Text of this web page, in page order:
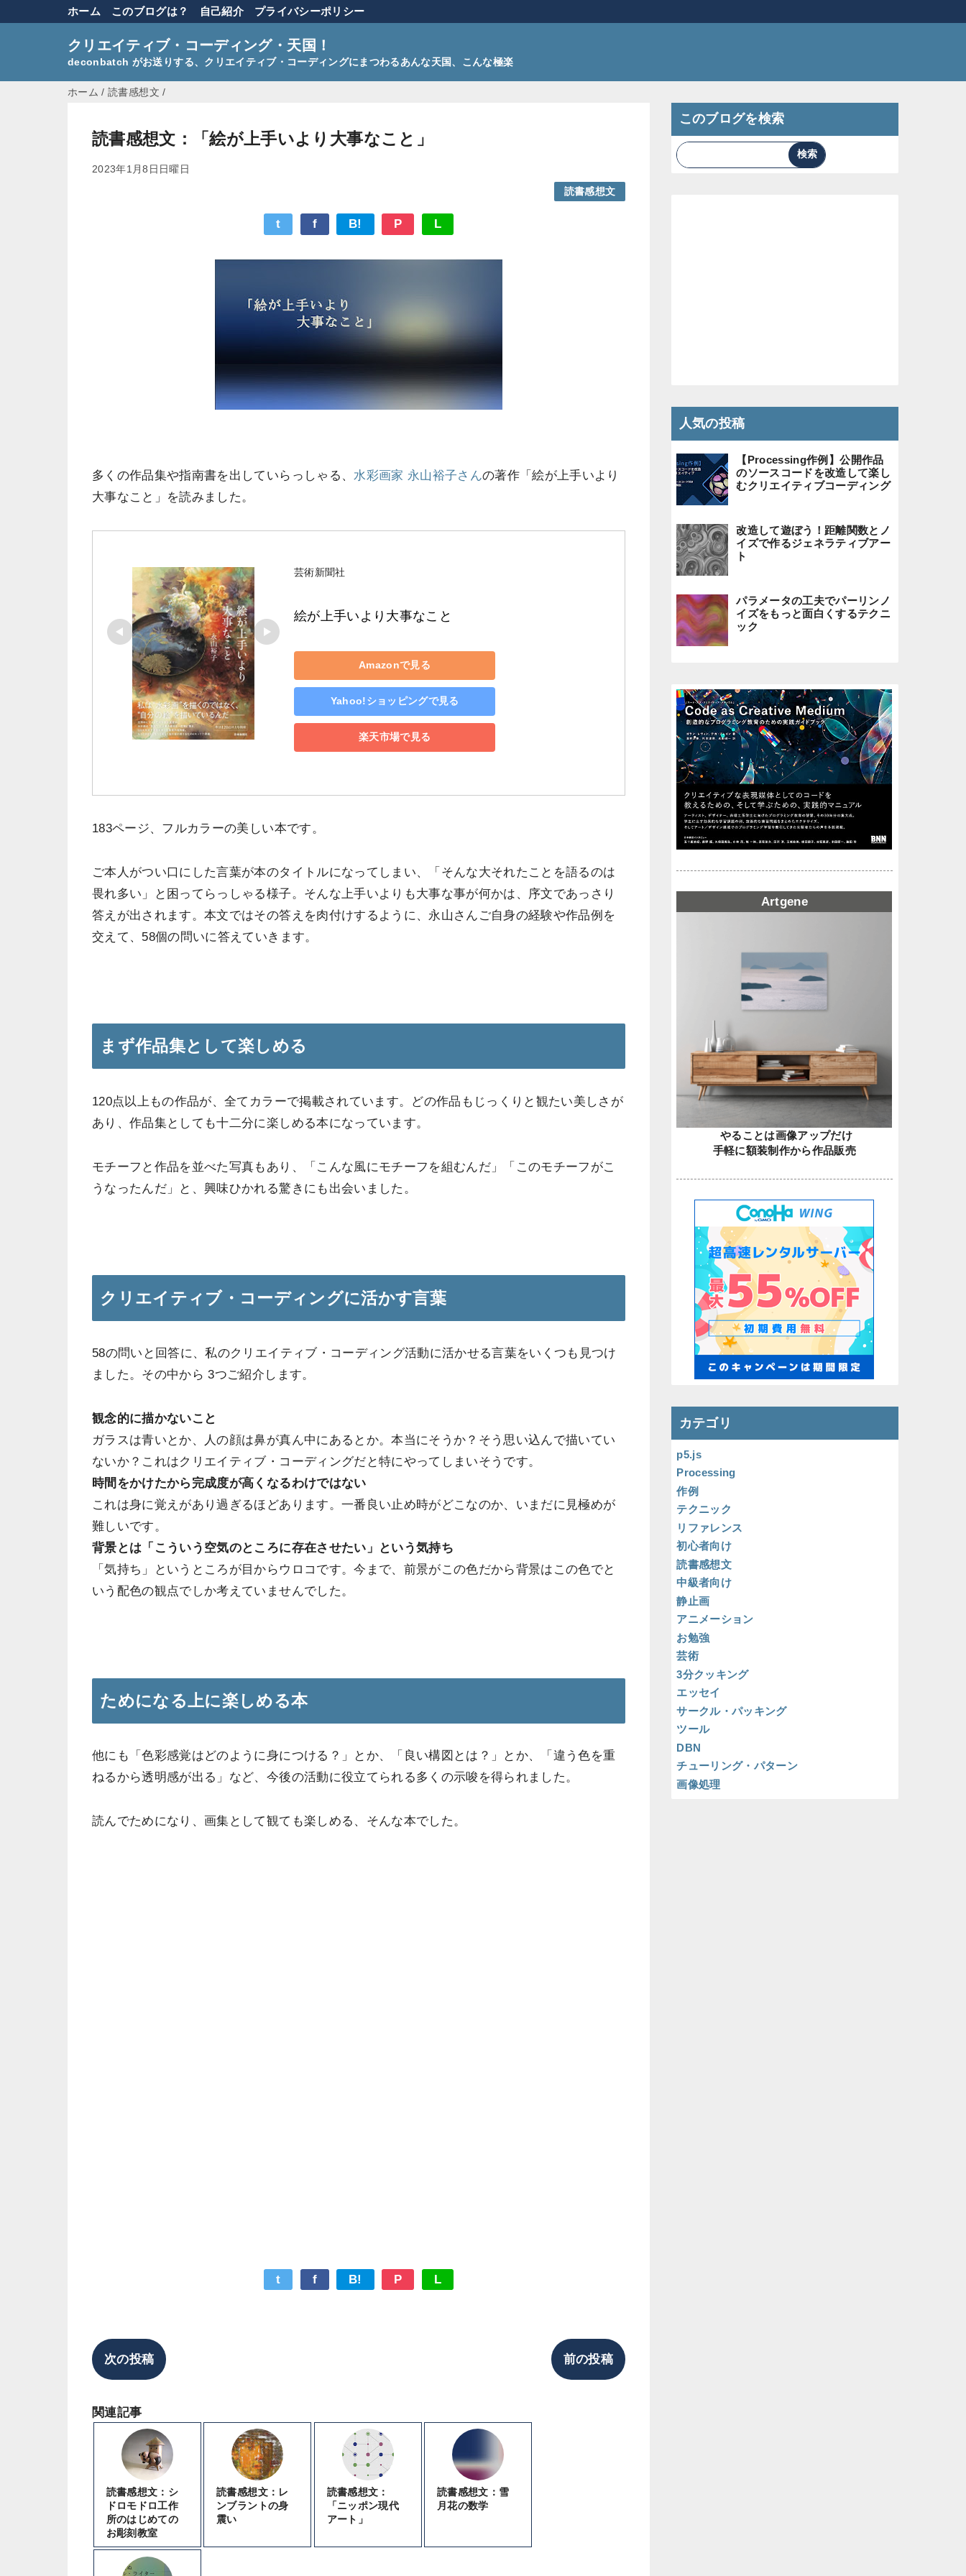
ホーム このブログは？ 自己紹介 プライバシーポリシー
クリエイティブ・コーディング・天国！
deconbatch がお送りする、クリエイティブ・コーディングにまつわるあんな天国、こんな極楽
ホーム /読書感想文 /
読書感想文：「絵が上手いより大事なこと」
2023年1月8日日曜日
読書感想文
t f B! P L
多くの作品集や指南書を出していらっしゃる、水彩画家 永山裕子さんの著作「絵が上手いより
大事なこと」を読みました。
芸術新聞社
絵が上手いより大事なこと
Amazonで見る
Yahoo!ショッピングで見る
楽天市場で見る
183ページ、フルカラーの美しい本です。
ご本人がつい口にした言葉が本のタイトルになってしまい、「そんな大それたことを語るのは
畏れ多い」と困ってらっしゃる様子。そんな上手いよりも大事な事が何かは、序文であっさり
答えが出されます。本文ではその答えを肉付けするように、永山さんご自身の経験や作品例を
交えて、58個の問いに答えていきます。
まず作品集として楽しめる
120点以上もの作品が、全てカラーで掲載されています。どの作品もじっくりと観たい美しさが
あり、作品集としても十二分に楽しめる本になっています。
モチーフと作品を並べた写真もあり、「こんな風にモチーフを組むんだ」「このモチーフがこ
うなったんだ」と、興味ひかれる驚きにも出会いました。
クリエイティブ・コーディングに活かす言葉
58の問いと回答に、私のクリエイティブ・コーディング活動に活かせる言葉をいくつも見つけ
ました。その中から 3つご紹介します。
観念的に描かないこと
ガラスは青いとか、人の顔は鼻が真ん中にあるとか。本当にそうか？そう思い込んで描いてい
ないか？これはクリエイティブ・コーディングだと特にやってしまいそうです。
時間をかけたから完成度が高くなるわけではない
これは身に覚えがあり過ぎるほどあります。一番良い止め時がどこなのか、いまだに見極めが
難しいです。
背景とは「こういう空気のところに存在させたい」という気持ち
「気持ち」というところが目からウロコです。今まで、前景がこの色だから背景はこの色でと
いう配色の観点でしか考えていませんでした。
ためになる上に楽しめる本
他にも「色彩感覚はどのように身につける？」とか、「良い構図とは？」とか、「違う色を重
ねるから透明感が出る」など、今後の活動に役立てられる多くの示唆を得られました。
読んでためになり、画集として観ても楽しめる、そんな本でした。
t f B! P L
次の投稿 前の投稿
関連記事
読書感想文：シ
ドロモドロ工作
所のはじめての
お彫刻教室
読書感想文：レ
ンブラントの身
震い
読書感想文：
「ニッポン現代
アート」
読書感想文：雪
月花の数学
このブログを検索
人気の投稿
【Processing作例】公開作品
のソースコードを改造して楽し
むクリエイティブコーディング
改造して遊ぼう！距離関数とノ
イズで作るジェネラティブアー
ト
パラメータの工夫でパーリンノ
イズをもっと面白くするテクニ
ック
Artgene
やることは画像アップだけ
手軽に額装制作から作品販売
カテゴリ
p5.js
Processing
作例
テクニック
リファレンス
初心者向け
読書感想文
中級者向け
静止画
アニメーション
お勉強
芸術
3分クッキング
エッセイ
サークル・パッキング
ツール
DBN
チューリング・パターン
画像処理